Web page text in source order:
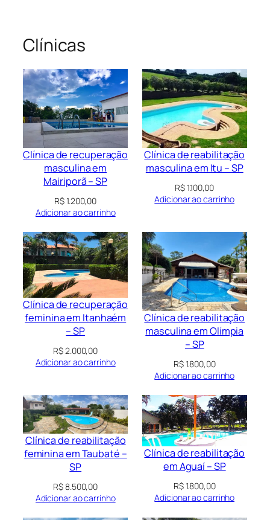
Clínicas
Clínica de recuperação
masculina em
Mairiporã – SP
R$1.200,00
Adicionar ao carrinho
Clínica de reabilitação
masculina em Itu – SP
R$1.100,00
Adicionar ao carrinho
Clínica de recuperação
feminina em Itanhaém
– SP
R$2.000,00
Adicionar ao carrinho
Clínica de reabilitação
masculina em Olímpia
– SP
R$1.800,00
Adicionar ao carrinho
Clínica de reabilitação
feminina em Taubaté –
SP
R$8.500,00
Adicionar ao carrinho
Clínica de reabilitação
em Aguaí – SP
R$1.800,00
Adicionar ao carrinho